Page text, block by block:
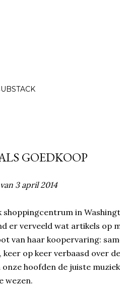
GOEDKOOP
3 april 2014
in
er verveeld wat artikels op
van haar koopervaring:
op keer verbaasd over
hoofden de juiste
wezen.